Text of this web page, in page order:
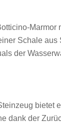
Marmor
Schale aus
der
bietet
dank der